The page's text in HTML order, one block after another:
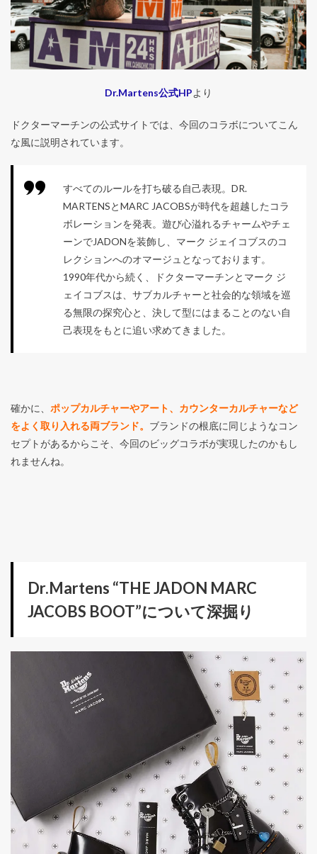
Dr.Martens公式HPより
ドクターマーチンの公式サイトでは、今回のコラボについてこん
な風に説明されています。
すべてのルールを打ち破る自己表現。DR.
MARTENSとMARC JACOBSが時代を超越したコラ
ボレーションを発表。遊び心溢れるチャームやチェ
ーンでJADONを装飾し、マーク ジェイコブスのコ
レクションへのオマージュとなっております。
1990年代から続く、ドクターマーチンとマーク ジ
ェイコブスは、サブカルチャーと社会的な領域を巡
る無限の探究心と、決して型にはまることのない自
己表現をもとに追い求めてきました。
確かに、 ポップカルチャーやアート、カウンターカルチャーなど
をよく取り入れる両ブランド。 ブランドの根底に同じようなコン
セプトがあるからこそ、今回のビッグコラボが実現したのかもし
れませんね。
Dr.Martens “THE JADON MARC
JACOBS BOOT”について深掘り